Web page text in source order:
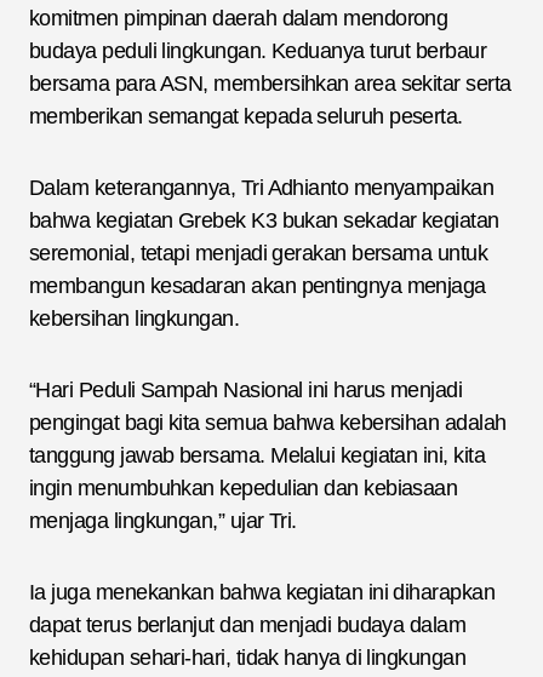
komitmen pimpinan daerah dalam mendorong
budaya peduli lingkungan. Keduanya turut berbaur
bersama para ASN, membersihkan area sekitar serta
memberikan semangat kepada seluruh peserta.
Dalam keterangannya, Tri Adhianto menyampaikan
bahwa kegiatan Grebek K3 bukan sekadar kegiatan
seremonial, tetapi menjadi gerakan bersama untuk
membangun kesadaran akan pentingnya menjaga
kebersihan lingkungan.
“Hari Peduli Sampah Nasional ini harus menjadi
pengingat bagi kita semua bahwa kebersihan adalah
tanggung jawab bersama. Melalui kegiatan ini, kita
ingin menumbuhkan kepedulian dan kebiasaan
menjaga lingkungan,” ujar Tri.
Ia juga menekankan bahwa kegiatan ini diharapkan
dapat terus berlanjut dan menjadi budaya dalam
kehidupan sehari-hari, tidak hanya di lingkungan